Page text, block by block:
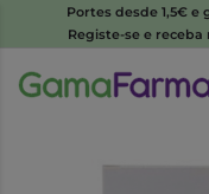
Portes desde 1,5€
Registe-se e